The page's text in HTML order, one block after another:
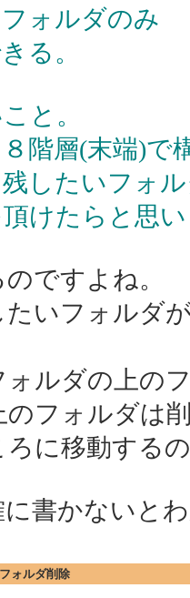
ォルダのみ
る。
と。
階層(末端)で
したいフォ
けたらと思
ですよね。
たいフォルダ
ォルダの上の
のフォルダは
ろに移動する
書かないと
ォルダ削除